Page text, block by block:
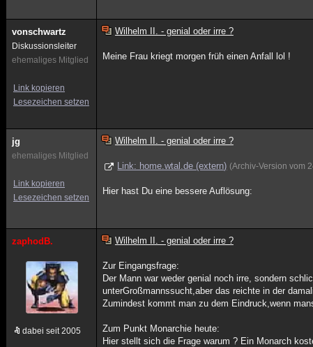
vonschwartz
Diskussionsleiter
ehemaliges Mitglied
Link kopieren
Lesezeichen setzen
Wilhelm II. - genial oder irre ?
Meine Frau kriegt morgen früh einen Anfall lol !
jg
ehemaliges Mitglied
Link kopieren
Lesezeichen setzen
Wilhelm II. - genial oder irre ?
Link: home.wtal.de (extern) (Archiv-Version vom
Hier hast Du eine bessere Auflösung:
zaphodB.
dabei seit 2005
Wilhelm II. - genial oder irre ?
Zur Eingangsfrage:
Der Mann war weder genial noch irre, sondern
unterGroßmannssucht,aber das reichte in der
Zumindest kommt man zu dem Eindruck,wenn
Zum Punkt Monarchie heute:
Hier stellt sich die Frage warum ? Ein Monarch